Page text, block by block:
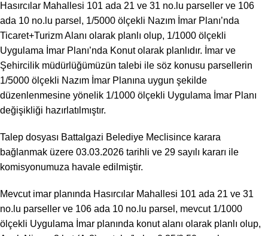
Hasırcılar Mahallesi 101 ada 21 ve 31 no.lu parseller ve 106
ada 10 no.lu parsel, 1/5000 ölçekli Nazım İmar Planı’nda
Ticaret+Turizm Alanı olarak planlı olup, 1/1000 ölçekli
Uygulama İmar Planı’nda Konut olarak planlıdır. İmar ve
Şehircilik müdürlüğümüzün talebi ile söz konusu parsellerin
1/5000 ölçekli Nazım İmar Planına uygun şekilde
düzenlenmesine yönelik 1/1000 ölçekli Uygulama İmar Planı
değişikliği hazırlatılmıştır.
Talep dosyası Battalgazi Belediye Meclisince karara
bağlanmak üzere 03.03.2026 tarihli ve 29 sayılı kararı ile
komisyonumuza havale edilmiştir.
Mevcut imar planında Hasırcılar Mahallesi 101 ada 21 ve 31
no.lu parseller ve 106 ada 10 no.lu parsel, mevcut 1/1000
ölçekli Uygulama İmar planında konut alanı olarak planlı olup,